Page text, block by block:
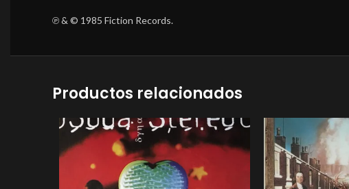
℗ & © 1985 Fiction Records.
Productos relacionados